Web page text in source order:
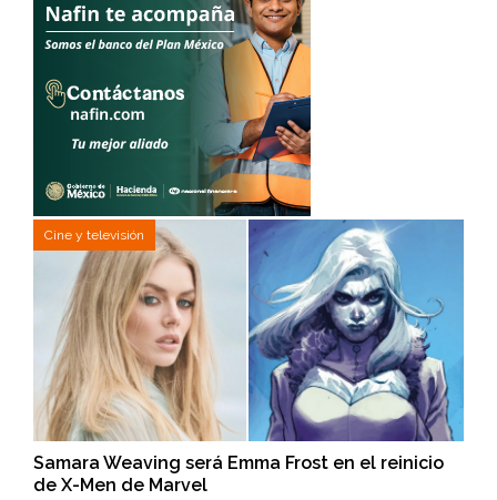
Cine y televisión
Samara Weaving será Emma Frost en el reinicio
de X-Men de Marvel